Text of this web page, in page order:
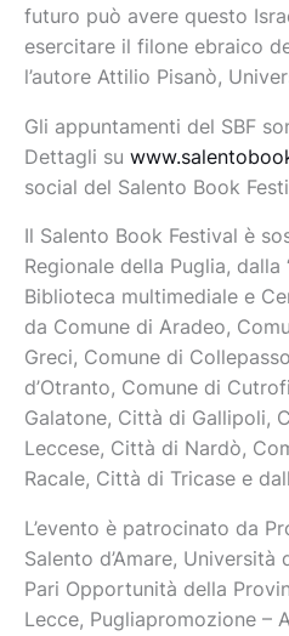
futuro può avere questo
esercitare il filone ebraico
l’autore Attilio Pisanò,
Gli appuntamenti del SBF
Dettagli su
social del Salento Book
Il Salento Book Festival è
Regionale della Puglia,
Biblioteca multimediale e
da Comune di Aradeo,
Greci, Comune di
d’Otranto, Comune di
Galatone, Città di Gallipoli,
Leccese, Città di Nardò,
Racale, Città di Tricase e
L’evento è patrocinato da
Salento d’Amare,
Pari Opportunità della
Lecce, Pugliapromozione –